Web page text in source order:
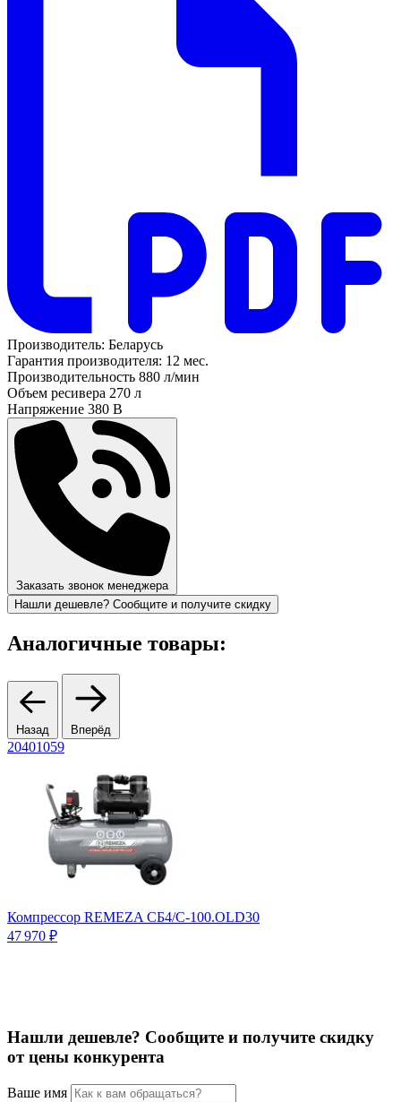
Производитель: Беларусь
Гарантия производителя: 12 мес.
Производительность 880 л/мин
Объем ресивера 270 л
Напряжение 380 В
Заказать звонок менеджера
Нашли дешевле? Сообщите и получите скидку
Аналогичные товары:
Назад Вперёд
20401059
Компрессор REMEZA СБ4/С-100.OLD30
47 970 ₽
Нашли дешевле? Сообщите и получите скидку
от цены конкурента
Ваше имя